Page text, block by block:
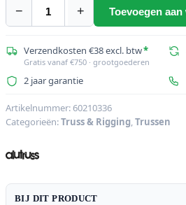
−
ALUTRUSS
BQ2-
S3000
2-
kruis
Beam
+ Toevoegen
Verzendkosten €38 excl. btw*
Gratis vanaf €750 · grootgoederen
2 jaar garantie
Artikelnummer:60210336
Categorieën:Truss & Rigging,Trussen
BIJ DIT PRODUCT